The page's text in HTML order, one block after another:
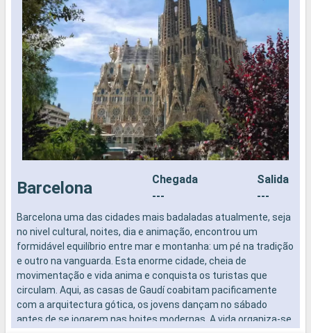
Barcelona
Chegada
---
Salida
---
Barcelona uma das cidades mais badaladas atualmente, seja
no nivel cultural, noites, dia e animação, encontrou um
formidável equilíbrio entre mar e montanha: um pé na tradição
e outro na vanguarda. Esta enorme cidade, cheia de
movimentação e vida anima e conquista os turistas que
circulam. Aqui, as casas de Gaudí coabitam pacificamente
com a arquitectura gótica, os jovens dançam no sábado
antes de se jogarem nas boites modernas. A vida organiza-se